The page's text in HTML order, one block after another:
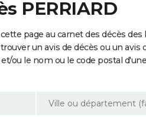
PERRIARD
page au carnet des décès des
un avis de décès ou un avis
ou le nom ou le code postal